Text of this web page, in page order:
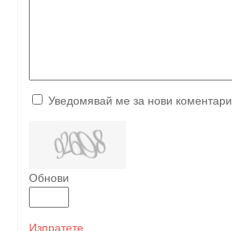
Уведомявай ме за нови коментари
Обнови
Изпратете